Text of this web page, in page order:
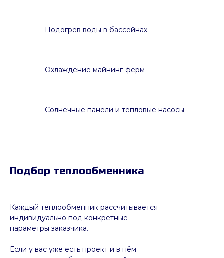
Подогрев воды в бассейнах
Охлаждение майнинг-ферм
Солнечные панели и тепловые насосы
Подбор теплообменника
Каждый теплообменник рассчитывается
индивидуально под конкретные
параметры заказчика.
Если у вас уже есть проект и в нём